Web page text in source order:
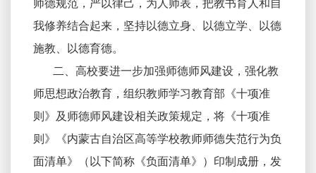
师德规范，严以律己，为人师表，把教书育人和自
我修养结合起来，坚持以德立身、以德立学、以德
施教、以德育德。
二、高校要进一步加强师德师风建设，强化教
师思想政治教育，组织教师学习教育部《十项准
则》及师德师风建设相关政策规定，将《十项准
则》《内蒙古自治区高等学校教师师德失范行为负
面清单》（以下简称《负面清单》）印制成册，发